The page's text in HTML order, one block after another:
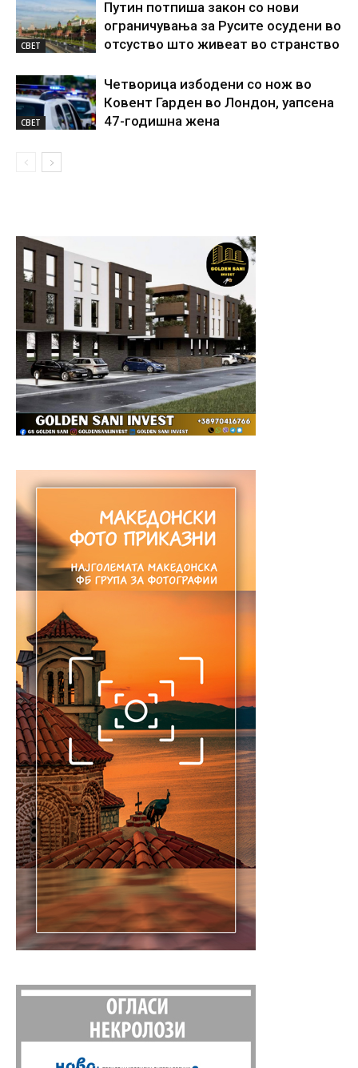
СВЕТ
Путин потпиша закон со нови
ограничувања за Русите осудени во
отсуство што живеат во странство
СВЕТ
Четворица избодени со нож во
Ковент Гарден во Лондон, уапсена
47-годишна жена